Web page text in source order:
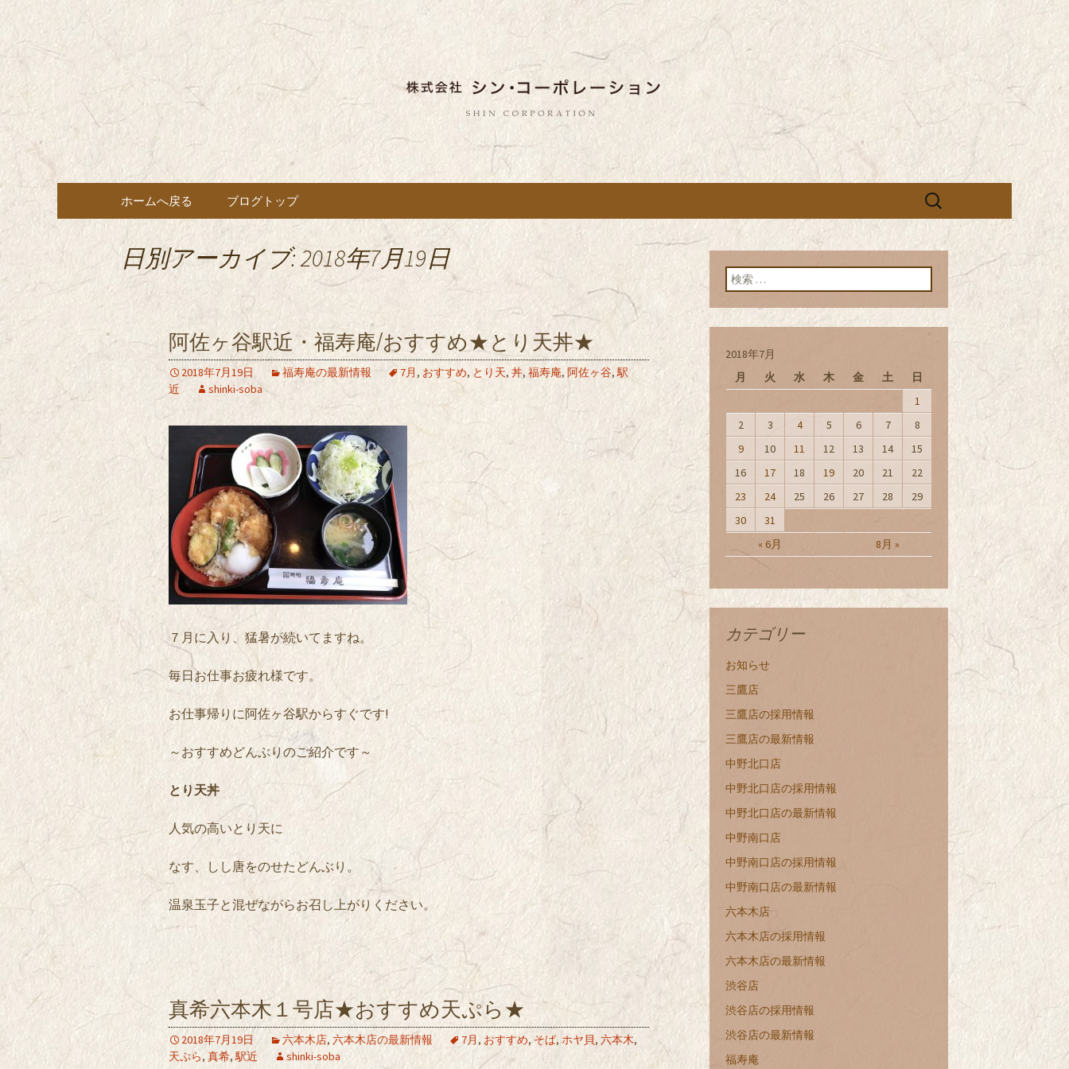
都内に5店舗展開している蕎麦のお店「真
希（しんき）」を運営する「株式会社シ
ン・コーポレーション」のブログ
東京都内に5店舗ある美味しい蕎麦のお店「真希（しんき）」と運営の「株式会社シン・コーポレーシ
ョン」の新着情報はこちら。店舗によって24時間営業、宴会なども承っております。季節のメニュー
も豊富にご用意。
コンテンツへ移動
ホームへ戻る ブログトップ
検
日別アーカイブ: 2018年7月19日
阿佐ヶ谷駅近・福寿庵/おすすめ★とり天丼★
2018年7月19日 福寿庵の最新情報 7月 , おすすめ, とり天, 丼, 福寿庵, 阿佐ヶ谷,駅
近
shinki-soba
７月に入り、猛暑が続いてますね。
毎日お仕事お疲れ様です。
お仕事帰りに阿佐ヶ谷駅からすぐです!
～おすすめどんぶりのご紹介です～
とり天丼
人気の高いとり天に
なす、しし唐をのせたどんぶり。
温泉玉子と混ぜながらお召し上がりください。
真希六本木１号店★おすすめ天ぷら★
2018年7月19日 六本木店, 六本木店の最新情報 7月 , おすすめ, そば, ホヤ貝, 六本木,
天ぷら, 真希,駅近 shinki-soba
検索:
2018年7月
月
火 水 木 金 土 日
« 6月 8月 »
1
2
3 4 5 6 7
8
9
10 11 12 13 14
15
16
17 18 19 20 21
22
23
24 25 26 27 28
29
30
31
カテゴリー
お知らせ
三鷹店
三鷹店の採用情報
三鷹店の最新情報
中野北口店
中野北口店の採用情報
中野北口店の最新情報
中野南口店
中野南口店の採用情報
中野南口店の最新情報
六本木店
六本木店の採用情報
六本木店の最新情報
渋谷店
渋谷店の採用情報
渋谷店の最新情報
福寿庵